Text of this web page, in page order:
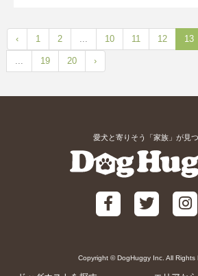
‹ 1 2 10 11 12 13
19 20 ›
愛犬と寄りそう「家族」が見
Copyright © DogHuggy Inc. All Rights